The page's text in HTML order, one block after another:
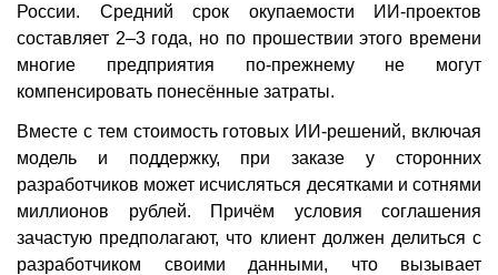
России. Средний срок окупаемости ИИ-проектов
составляет 2–3 года, но по прошествии этого времени
многие предприятия по-прежнему не могут
компенсировать понесённые затраты.
Вместе с тем стоимость готовых ИИ-решений, включая
модель и поддержку, при заказе у сторонних
разработчиков может исчисляться десятками и сотнями
миллионов рублей. Причём условия соглашения
зачастую предполагают, что клиент должен делиться с
разработчиком своими данными, что вызывает